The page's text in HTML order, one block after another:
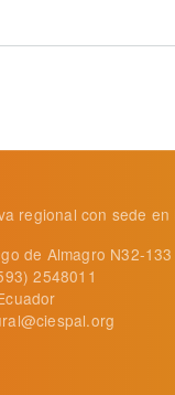
regional con sede en
de Almagro N32-
2548011